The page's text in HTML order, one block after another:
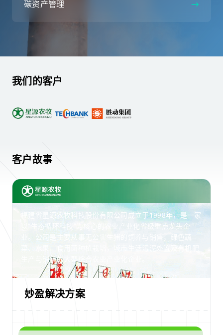
碳资产管理
我们的客户
客户故事
福建省星源农牧科技股份有限公司成立于1998年，是一家
以“生态循环科技”为核心的农业产业化省级重点龙头企
业。公司是主要从事无公害生猪的饲养与销售，绿色蔬
菜、水果、食用菌种植栽培，城市生活污泥处置及有机肥
生产与销售的大型综合农业产业化企业。
妙盈解决方案